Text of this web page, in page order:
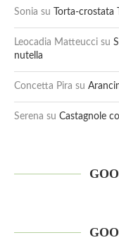
Sonia su Torta-
Leocadia Matteucci su
nutella
Concetta Pira su
Serena su Castagnole